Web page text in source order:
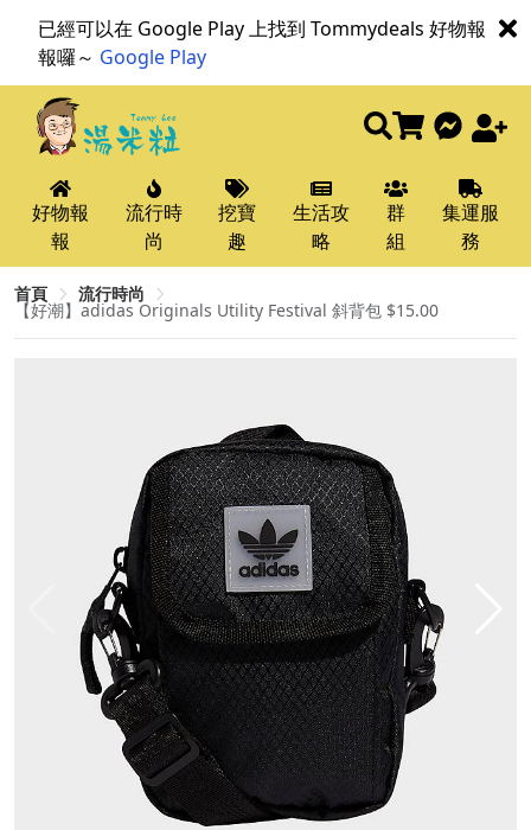
已經可以在 Google Play 上找到 Tommydeals 好物報
報囉～ Google Play
好物報
報
流行時
尚
挖寶
趣
生活攻
略
群
組
集運服
務
首頁 流行時尚
【好潮】adidas Originals Utility Festival 斜背包 $15.00